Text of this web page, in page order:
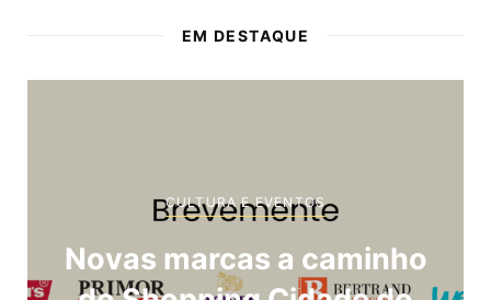
EM DESTAQUE
CULTURA E EVENTOS
Mercado Arte Kitsune – 5.ª